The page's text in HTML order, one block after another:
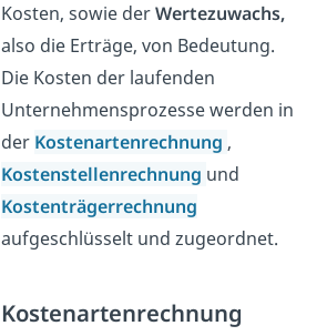
Kosten, sowie derWertezuwachs,
also die Erträge, von Bedeutung.
Die Kosten der laufenden
Unternehmensprozesse werden in
der Kostenartenrechnung ,
Kostenstellenrechnung und
Kostenträgerrechnung
aufgeschlüsselt und zugeordnet.
Kostenartenrechnung